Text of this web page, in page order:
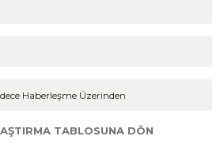
Haberleşme Üzerinden
TABLOSUNA DÖN